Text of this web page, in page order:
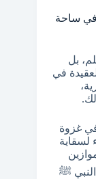
في ساحة
بل
في
غزوة
لسقاية
النبي ﷺ